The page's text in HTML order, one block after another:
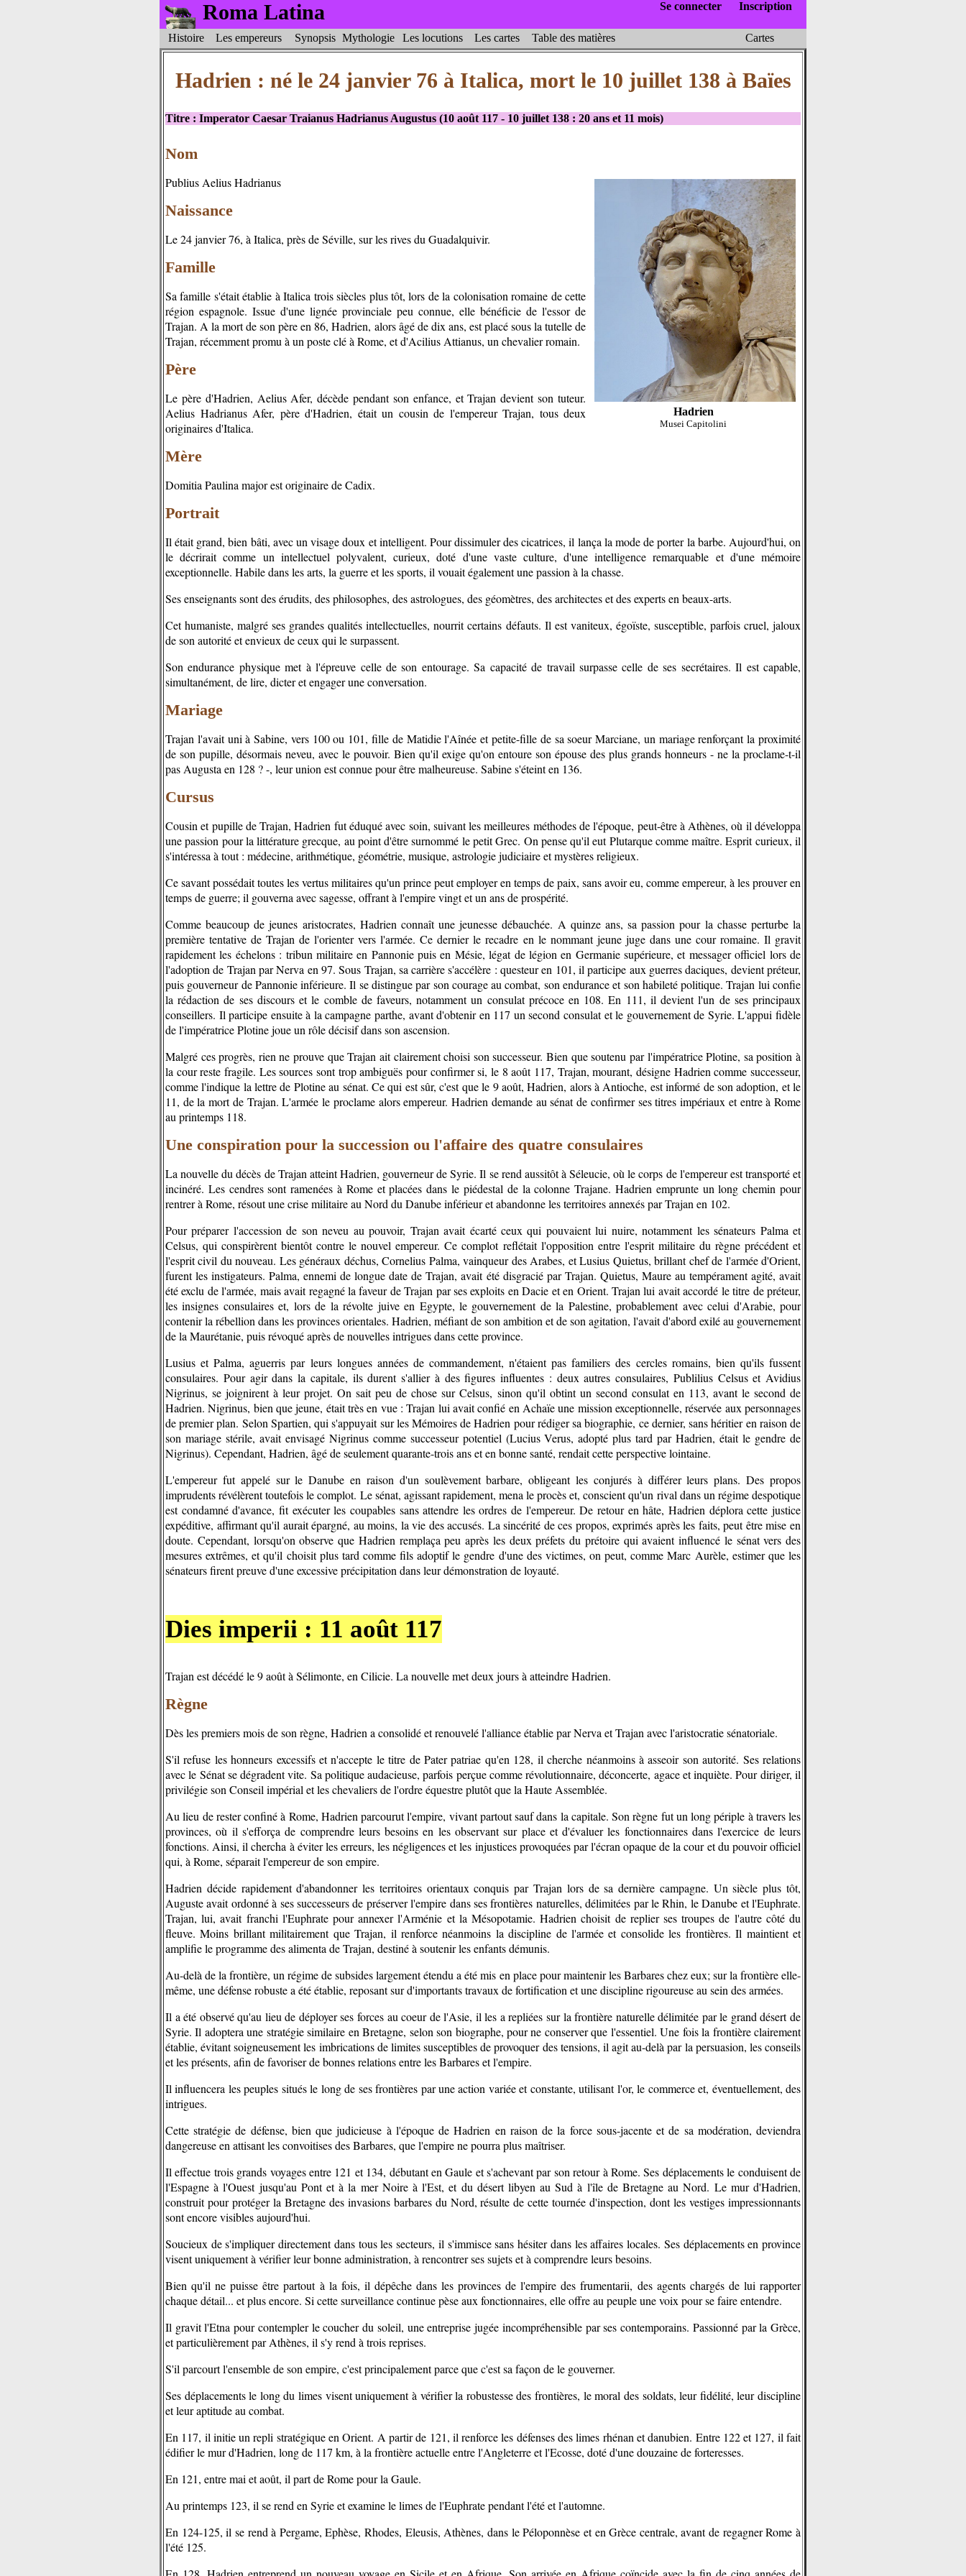
Roma Latina Se connecter Inscription
Histoire Les empereurs Synopsis Mythologie Les locutions Les cartes Table des matières Cartes
Hadrien : né le 24 janvier 76 à Italica, mort le 10 juillet 138 à Baïes
Titre : Imperator Caesar Traianus Hadrianus Augustus (10 août 117 - 10 juillet 138 : 20 ans et 11 mois)
Nom
Hadrien
Musei Capitolini
Publius Aelius Hadrianus
Naissance
Le 24 janvier 76, à Italica, près de Séville, sur les rives du Guadalquivir.
Famille
Sa famille s'était établie à Italica trois siècles plus tôt, lors de la colonisation romaine de cette
région espagnole. Issue d'une lignée provinciale peu connue, elle bénéficie de l'essor de
Trajan. A la mort de son père en 86, Hadrien, alors âgé de dix ans, est placé sous la tutelle de
Trajan, récemment promu à un poste clé à Rome, et d'Acilius Attianus, un chevalier romain.
Père
Le père d'Hadrien, Aelius Afer, décède pendant son enfance, et Trajan devient son tuteur.
Aelius Hadrianus Afer, père d'Hadrien, était un cousin de l'empereur Trajan, tous deux
originaires d'Italica.
Mère
Domitia Paulina major est originaire de Cadix.
Portrait
Il était grand, bien bâti, avec un visage doux et intelligent. Pour dissimuler des cicatrices, il lança la mode de porter la barbe. Aujourd'hui, on
le décrirait comme un intellectuel polyvalent, curieux, doté d'une vaste culture, d'une intelligence remarquable et d'une mémoire
exceptionnelle. Habile dans les arts, la guerre et les sports, il vouait également une passion à la chasse.
Ses enseignants sont des érudits, des philosophes, des astrologues, des géomètres, des architectes et des experts en beaux-arts.
Cet humaniste, malgré ses grandes qualités intellectuelles, nourrit certains défauts. Il est vaniteux, égoïste, susceptible, parfois cruel, jaloux
de son autorité et envieux de ceux qui le surpassent.
Son endurance physique met à l'épreuve celle de son entourage. Sa capacité de travail surpasse celle de ses secrétaires. Il est capable,
simultanément, de lire, dicter et engager une conversation.
Mariage
Trajan l'avait uni à Sabine, vers 100 ou 101, fille de Matidie l'Aînée et petite-fille de sa soeur Marciane, un mariage renforçant la proximité
de son pupille, désormais neveu, avec le pouvoir. Bien qu'il exige qu'on entoure son épouse des plus grands honneurs - ne la proclame-t-il
pas Augusta en 128 ? -, leur union est connue pour être malheureuse. Sabine s'éteint en 136.
Cursus
Cousin et pupille de Trajan, Hadrien fut éduqué avec soin, suivant les meilleures méthodes de l'époque, peut-être à Athènes, où il développa
une passion pour la littérature grecque, au point d'être surnommé le petit Grec. On pense qu'il eut Plutarque comme maître. Esprit curieux, il
s'intéressa à tout : médecine, arithmétique, géométrie, musique, astrologie judiciaire et mystères religieux.
Ce savant possédait toutes les vertus militaires qu'un prince peut employer en temps de paix, sans avoir eu, comme empereur, à les prouver en
temps de guerre; il gouverna avec sagesse, offrant à l'empire vingt et un ans de prospérité.
Comme beaucoup de jeunes aristocrates, Hadrien connaît une jeunesse débauchée. A quinze ans, sa passion pour la chasse perturbe la
première tentative de Trajan de l'orienter vers l'armée. Ce dernier le recadre en le nommant jeune juge dans une cour romaine. Il gravit
rapidement les échelons : tribun militaire en Pannonie puis en Mésie, légat de légion en Germanie supérieure, et messager officiel lors de
l'adoption de Trajan par Nerva en 97. Sous Trajan, sa carrière s'accélère : questeur en 101, il participe aux guerres daciques, devient préteur,
puis gouverneur de Pannonie inférieure. Il se distingue par son courage au combat, son endurance et son habileté politique. Trajan lui confie
la rédaction de ses discours et le comble de faveurs, notamment un consulat précoce en 108. En 111, il devient l'un de ses principaux
conseillers. Il participe ensuite à la campagne parthe, avant d'obtenir en 117 un second consulat et le gouvernement de Syrie. L'appui fidèle
de l'impératrice Plotine joue un rôle décisif dans son ascension.
Malgré ces progrès, rien ne prouve que Trajan ait clairement choisi son successeur. Bien que soutenu par l'impératrice Plotine, sa position à
la cour reste fragile. Les sources sont trop ambiguës pour confirmer si, le 8 août 117, Trajan, mourant, désigne Hadrien comme successeur,
comme l'indique la lettre de Plotine au sénat. Ce qui est sûr, c'est que le 9 août, Hadrien, alors à Antioche, est informé de son adoption, et le
11, de la mort de Trajan. L'armée le proclame alors empereur. Hadrien demande au sénat de confirmer ses titres impériaux et entre à Rome
au printemps 118.
Une conspiration pour la succession ou l'affaire des quatre consulaires
La nouvelle du décès de Trajan atteint Hadrien, gouverneur de Syrie. Il se rend aussitôt à Séleucie, où le corps de l'empereur est transporté et
incinéré. Les cendres sont ramenées à Rome et placées dans le piédestal de la colonne Trajane. Hadrien emprunte un long chemin pour
rentrer à Rome, résout une crise militaire au Nord du Danube inférieur et abandonne les territoires annexés par Trajan en 102.
Pour préparer l'accession de son neveu au pouvoir, Trajan avait écarté ceux qui pouvaient lui nuire, notamment les sénateurs Palma et
Celsus, qui conspirèrent bientôt contre le nouvel empereur. Ce complot reflétait l'opposition entre l'esprit militaire du règne précédent et
l'esprit civil du nouveau. Les généraux déchus, Cornelius Palma, vainqueur des Arabes, et Lusius Quietus, brillant chef de l'armée d'Orient,
furent les instigateurs. Palma, ennemi de longue date de Trajan, avait été disgracié par Trajan. Quietus, Maure au tempérament agité, avait
été exclu de l'armée, mais avait regagné la faveur de Trajan par ses exploits en Dacie et en Orient. Trajan lui avait accordé le titre de préteur,
les insignes consulaires et, lors de la révolte juive en Egypte, le gouvernement de la Palestine, probablement avec celui d'Arabie, pour
contenir la rébellion dans les provinces orientales. Hadrien, méfiant de son ambition et de son agitation, l'avait d'abord exilé au gouvernement
de la Maurétanie, puis révoqué après de nouvelles intrigues dans cette province.
Lusius et Palma, aguerris par leurs longues années de commandement, n'étaient pas familiers des cercles romains, bien qu'ils fussent
consulaires. Pour agir dans la capitale, ils durent s'allier à des figures influentes : deux autres consulaires, Publilius Celsus et Avidius
Nigrinus, se joignirent à leur projet. On sait peu de chose sur Celsus, sinon qu'il obtint un second consulat en 113, avant le second de
Hadrien. Nigrinus, bien que jeune, était très en vue : Trajan lui avait confié en Achaïe une mission exceptionnelle, réservée aux personnages
de premier plan. Selon Spartien, qui s'appuyait sur les Mémoires de Hadrien pour rédiger sa biographie, ce dernier, sans héritier en raison de
son mariage stérile, avait envisagé Nigrinus comme successeur potentiel (Lucius Verus, adopté plus tard par Hadrien, était le gendre de
Nigrinus). Cependant, Hadrien, âgé de seulement quarante-trois ans et en bonne santé, rendait cette perspective lointaine.
L'empereur fut appelé sur le Danube en raison d'un soulèvement barbare, obligeant les conjurés à différer leurs plans. Des propos
imprudents révélèrent toutefois le complot. Le sénat, agissant rapidement, mena le procès et, conscient qu'un rival dans un régime despotique
est condamné d'avance, fit exécuter les coupables sans attendre les ordres de l'empereur. De retour en hâte, Hadrien déplora cette justice
expéditive, affirmant qu'il aurait épargné, au moins, la vie des accusés. La sincérité de ces propos, exprimés après les faits, peut être mise en
doute. Cependant, lorsqu'on observe que Hadrien remplaça peu après les deux préfets du prétoire qui avaient influencé le sénat vers des
mesures extrêmes, et qu'il choisit plus tard comme fils adoptif le gendre d'une des victimes, on peut, comme Marc Aurèle, estimer que les
sénateurs firent preuve d'une excessive précipitation dans leur démonstration de loyauté.
Dies imperii : 11 août 117
Trajan est décédé le 9 août à Sélimonte, en Cilicie. La nouvelle met deux jours à atteindre Hadrien.
Règne
Dès les premiers mois de son règne, Hadrien a consolidé et renouvelé l'alliance établie par Nerva et Trajan avec l'aristocratie sénatoriale.
S'il refuse les honneurs excessifs et n'accepte le titre de Pater patriae qu'en 128, il cherche néanmoins à asseoir son autorité. Ses relations
avec le Sénat se dégradent vite. Sa politique audacieuse, parfois perçue comme révolutionnaire, déconcerte, agace et inquiète. Pour diriger, il
privilégie son Conseil impérial et les chevaliers de l'ordre équestre plutôt que la Haute Assemblée.
Au lieu de rester confiné à Rome, Hadrien parcourut l'empire, vivant partout sauf dans la capitale. Son règne fut un long périple à travers les
provinces, où il s'efforça de comprendre leurs besoins en les observant sur place et d'évaluer les fonctionnaires dans l'exercice de leurs
fonctions. Ainsi, il chercha à éviter les erreurs, les négligences et les injustices provoquées par l'écran opaque de la cour et du pouvoir officiel
qui, à Rome, séparait l'empereur de son empire.
Hadrien décide rapidement d'abandonner les territoires orientaux conquis par Trajan lors de sa dernière campagne. Un siècle plus tôt,
Auguste avait ordonné à ses successeurs de préserver l'empire dans ses frontières naturelles, délimitées par le Rhin, le Danube et l'Euphrate.
Trajan, lui, avait franchi l'Euphrate pour annexer l'Arménie et la Mésopotamie. Hadrien choisit de replier ses troupes de l'autre côté du
fleuve. Moins brillant militairement que Trajan, il renforce néanmoins la discipline de l'armée et consolide les frontières. Il maintient et
amplifie le programme des alimenta de Trajan, destiné à soutenir les enfants démunis.
Au-delà de la frontière, un régime de subsides largement étendu a été mis en place pour maintenir les Barbares chez eux; sur la frontière elle-
même, une défense robuste a été établie, reposant sur d'importants travaux de fortification et une discipline rigoureuse au sein des armées.
Il a été observé qu'au lieu de déployer ses forces au coeur de l'Asie, il les a repliées sur la frontière naturelle délimitée par le grand désert de
Syrie. Il adoptera une stratégie similaire en Bretagne, selon son biographe, pour ne conserver que l'essentiel. Une fois la frontière clairement
établie, évitant soigneusement les imbrications de limites susceptibles de provoquer des tensions, il agit au-delà par la persuasion, les conseils
et les présents, afin de favoriser de bonnes relations entre les Barbares et l'empire.
Il influencera les peuples situés le long de ses frontières par une action variée et constante, utilisant l'or, le commerce et, éventuellement, des
intrigues.
Cette stratégie de défense, bien que judicieuse à l'époque de Hadrien en raison de la force sous-jacente et de sa modération, deviendra
dangereuse en attisant les convoitises des Barbares, que l'empire ne pourra plus maîtriser.
Il effectue trois grands voyages entre 121 et 134, débutant en Gaule et s'achevant par son retour à Rome. Ses déplacements le conduisent de
l'Espagne à l'Ouest jusqu'au Pont et à la mer Noire à l'Est, et du désert libyen au Sud à l'île de Bretagne au Nord. Le mur d'Hadrien,
construit pour protéger la Bretagne des invasions barbares du Nord, résulte de cette tournée d'inspection, dont les vestiges impressionnants
sont encore visibles aujourd'hui.
Soucieux de s'impliquer directement dans tous les secteurs, il s'immisce sans hésiter dans les affaires locales. Ses déplacements en province
visent uniquement à vérifier leur bonne administration, à rencontrer ses sujets et à comprendre leurs besoins.
Bien qu'il ne puisse être partout à la fois, il dépêche dans les provinces de l'empire des frumentarii, des agents chargés de lui rapporter
chaque détail... et plus encore. Si cette surveillance continue pèse aux fonctionnaires, elle offre au peuple une voix pour se faire entendre.
Il gravit l'Etna pour contempler le coucher du soleil, une entreprise jugée incompréhensible par ses contemporains. Passionné par la Grèce,
et particulièrement par Athènes, il s'y rend à trois reprises.
S'il parcourt l'ensemble de son empire, c'est principalement parce que c'est sa façon de le gouverner.
Ses déplacements le long du limes visent uniquement à vérifier la robustesse des frontières, le moral des soldats, leur fidélité, leur discipline
et leur aptitude au combat.
En 117, il initie un repli stratégique en Orient. A partir de 121, il renforce les défenses des limes rhénan et danubien. Entre 122 et 127, il fait
édifier le mur d'Hadrien, long de 117 km, à la frontière actuelle entre l'Angleterre et l'Ecosse, doté d'une douzaine de forteresses.
En 121, entre mai et août, il part de Rome pour la Gaule.
Au printemps 123, il se rend en Syrie et examine le limes de l'Euphrate pendant l'été et l'automne.
En 124-125, il se rend à Pergame, Ephèse, Rhodes, Eleusis, Athènes, dans le Péloponnèse et en Grèce centrale, avant de regagner Rome à
l'été 125.